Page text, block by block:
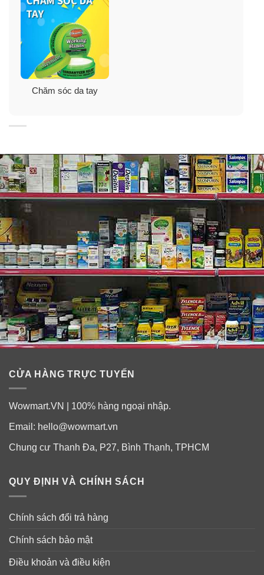
Chăm sóc da tay
CỬA HÀNG TRỰC TUYẾN
Wowmart.VN | 100% hàng ngoại nhập.
Email: hello@wowmart.vn
Chung cư Thanh Đa, P27, Bình Thạnh, TPHCM
QUY ĐỊNH VÀ CHÍNH SÁCH
Chính sách đổi trả hàng
Chính sách bảo mật
Điều khoản và điều kiện